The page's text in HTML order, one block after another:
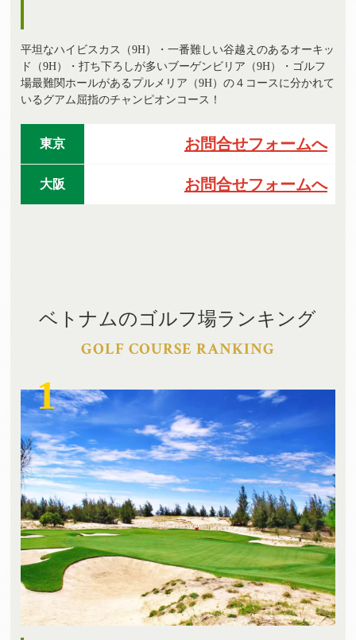
平坦なハイビスカス（9H）・一番難しい谷越えのあるオーキッ
ド（9H）・打ち下ろしが多いブーゲンビリア（9H）・ゴルフ
場最難関ホールがあるプルメリア（9H）の４コースに分かれて
いるグアム屈指のチャンピオンコース！
東京 お問合せフォームへ
大阪 お問合せフォームへ
ベトナムのゴルフ場ランキング
GOLF COURSE RANKING
1